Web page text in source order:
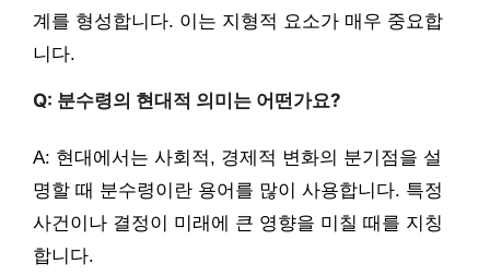
계를 형성합니다. 이는 지형적 요소가 매우 중요합
니다.
Q: 분수령의 현대적 의미는 어떤가요?
A: 현대에서는 사회적, 경제적 변화의 분기점을 설
명할 때 분수령이란 용어를 많이 사용합니다. 특정
사건이나 결정이 미래에 큰 영향을 미칠 때를 지칭
합니다.